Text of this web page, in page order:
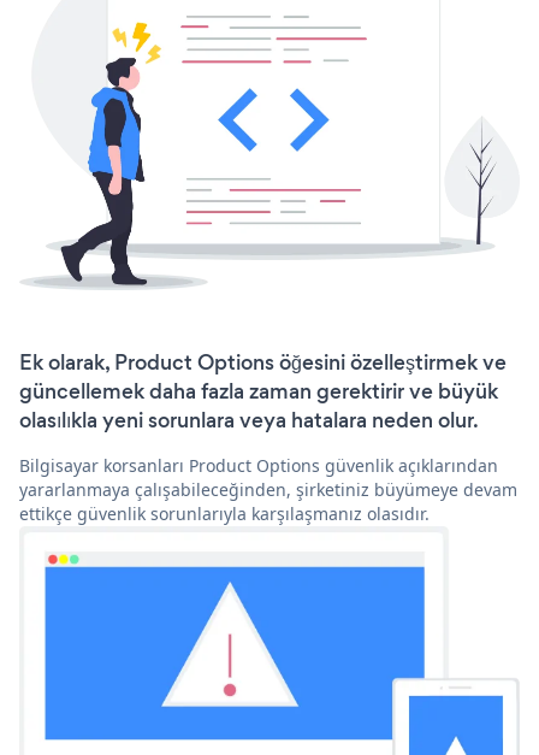
Ek olarak, Product Options öğesini özelleştirmek ve
güncellemek daha fazla zaman gerektirir ve büyük
olasılıkla yeni sorunlara veya hatalara neden olur.
Bilgisayar korsanları Product Options güvenlik açıklarından
yararlanmaya çalışabileceğinden, şirketiniz büyümeye devam
ettikçe güvenlik sorunlarıyla karşılaşmanız olasıdır.